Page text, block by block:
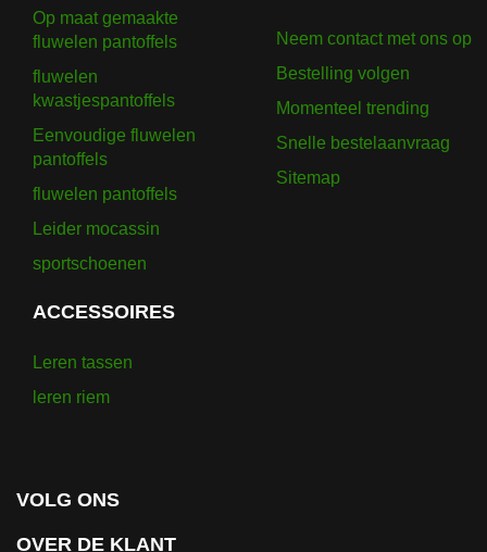
Op maat gemaakte
fluwelen pantoffels
fluwelen
kwastjespantoffels
Eenvoudige fluwelen
pantoffels
fluwelen pantoffels
Leider mocassin
sportschoenen
ACCESSOIRES
Leren tassen
leren riem
Neem contact met ons op
Bestelling volgen
Momenteel trending
Snelle bestelaanvraag
Sitemap
VOLG ONS
OVER DE KLANT